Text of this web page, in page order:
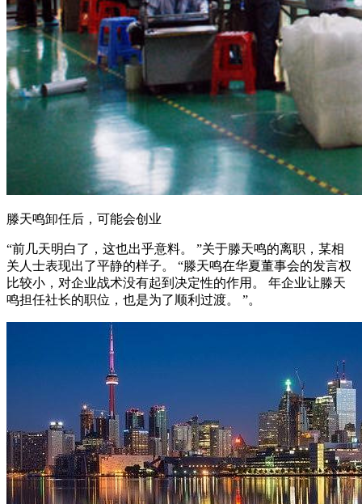
滕天鸣卸任后，可能会创业
“前几天明白了，这也出乎意料。 ”关于滕天鸣的离职，某相
关人士表现出了平静的样子。 “滕天鸣在华夏董事会的发言权
比较小，对企业战术没有起到决定性的作用。 年企业让滕天
鸣担任社长的职位，也是为了顺利过渡。 ”。